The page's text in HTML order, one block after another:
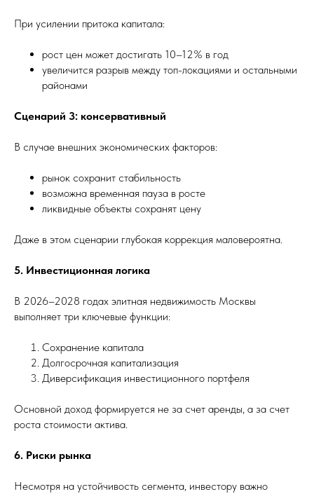
При усилении притока капитала:
рост цен может достигать 10–12% в год
увеличится разрыв между топ-локациями и остальными
районами
Сценарий 3: консервативный
В случае внешних экономических факторов:
рынок сохранит стабильность
возможна временная пауза в росте
ликвидные объекты сохранят цену
Даже в этом сценарии глубокая коррекция маловероятна.
5. Инвестиционная логика
В 2026–2028 годах элитная недвижимость Москвы
выполняет три ключевые функции:
Сохранение капитала
Долгосрочная капитализация
Диверсификация инвестиционного портфеля
Основной доход формируется не за счет аренды, а за счет
роста стоимости актива.
6. Риски рынка
Несмотря на устойчивость сегмента, инвестору важно